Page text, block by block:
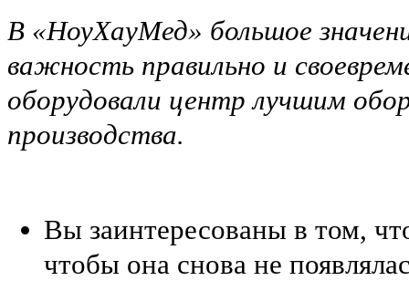
В «НоуХауМед» большое
важность правильно и
оборудовали центр лучшим
производства.
Вы заинтересованы в том,
чтобы она снова не